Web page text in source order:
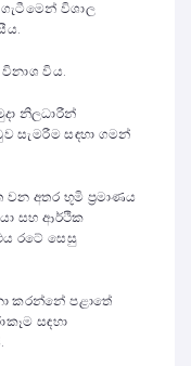
ගැටීමෙන් විශාල
විය.
නිලධාරීන්
සැමරීම සඳහා ගමන්
අතර භූමි ප්‍රමාණය
සහ ආර්ථික
රටේ සෙසු
කරන්නේ පළාතේ
සඳහා